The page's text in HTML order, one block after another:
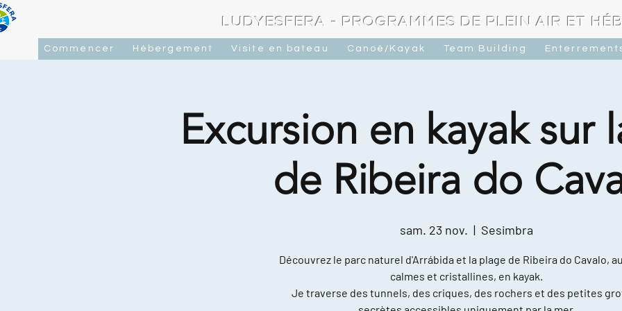
LUDYESFERA - PROGRAMMES DE PLEIN AIR ET
Commencer Hébergement Visite en bateau Canoë/Kayak Team Building
Excursion en kayak sur
de Ribeira do
sam. 23 nov.
  |
Sesimbra
Découvrez le parc naturel d'Arrábida et la plage de Ribeira do Cavalo,
calmes et cristallines, en kayak.
Je traverse des tunnels, des criques, des rochers et des petites